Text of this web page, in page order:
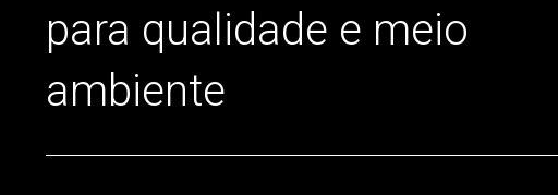
para qualidade e meio
ambiente